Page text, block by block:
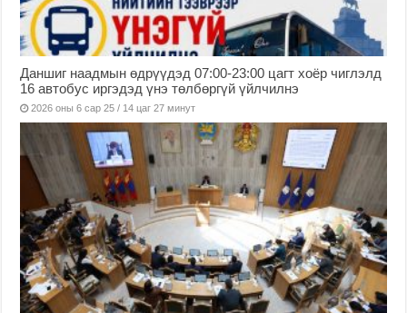
Даншиг наадмын өдрүүдэд 07:00-23:00 цагт хоёр чиглэлд
16 автобус иргэдэд үнэ төлбөргүй үйлчилнэ
2026 оны 6 сар 25 / 14 цаг 27 минут